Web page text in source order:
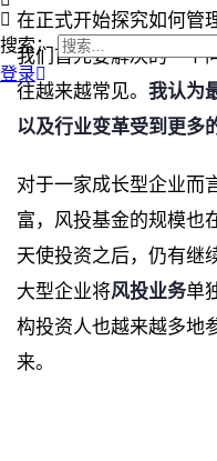
搜索：
登录
在正式开始探究如何管
我们首先要解决的一个
往越来越常 见。 我认为
以及行业变革受到更多
对于一家成长型企业而
富，风投基金的规模也
天使投资之后，仍有继
大型企业将风投业务单
构投资人也越来越多地
来。